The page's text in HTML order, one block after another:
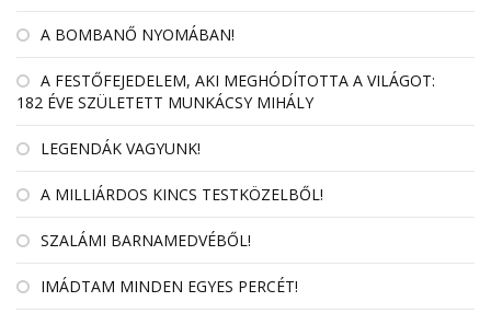
A BOMBANŐ NYOMÁBAN!
A FESTŐFEJEDELEM, AKI MEGHÓDÍTOTTA A VILÁGOT:
182 ÉVE SZÜLETETT MUNKÁCSY MIHÁLY
LEGENDÁK VAGYUNK!
A MILLIÁRDOS KINCS TESTKÖZELBŐL!
SZALÁMI BARNAMEDVÉBŐL!
IMÁDTAM MINDEN EGYES PERCÉT!